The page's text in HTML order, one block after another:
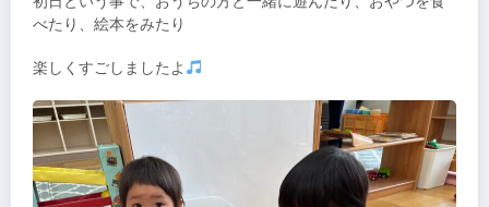
べたり、絵本をみたり
楽しくすごしましたよ